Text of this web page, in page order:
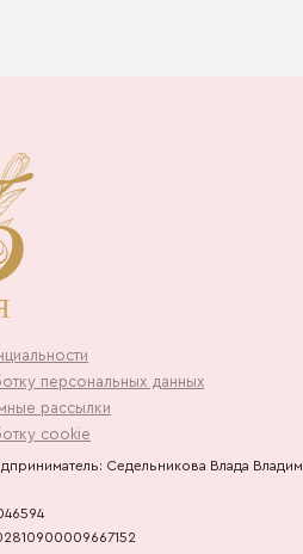
персональных данных
рассылки
cookie
Седельникова Влада